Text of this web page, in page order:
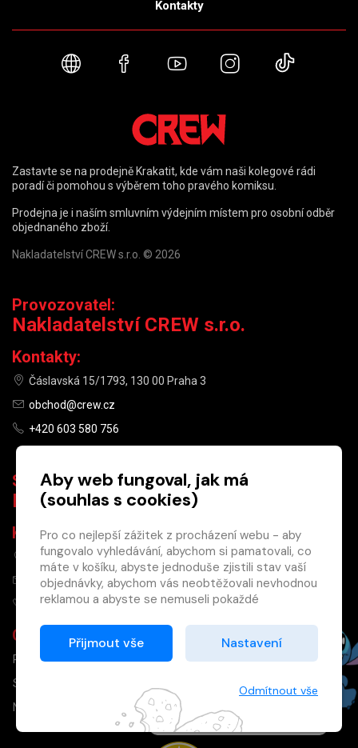
×
Máte u nás již
registrovaný
účet?
Registrací získáte slevu
na zboží ve výši 15 %
Registrovat
Kontakty
Webové stránky
FacebookYouTubeInstagram
Zastavte se na prodejně Krakatit, kde vám naši kolegové rádi
poradí či pomohou s výběrem toho pravého komiksu.
Prodejna je i naším smluvním výdejním místem pro osobní odběr
objednaného zboží.
Nakladatelství CREW s.r.o. © 2026
Provozovatel:
Nakladatelství CREW s.r.o.
Kontakty:
Čáslavská 15/1793, 130 00 Praha 3
obchod@crew.cz
+420 603 580 756
Smluvní výdejní místo:
Knihkupectví Krakatit
Kontakty:
Jungmannova 14, 110 00 Praha 1
knihy@krakatit.cz
+420 731 487 887
Otevírací doba:
PO–PÁ9:30–18:30
SO
NE
Aby web fungoval, jak má
(souhlas s cookies)
Pro co nejlepší zážitek z procházení webu - aby
fungovalo vyhledávání, abychom si pamatovali, co
máte v košíku, abyste jednoduše zjistili stav vaší
objednávky, abychom vás neobtěžovali nevhodnou
reklamou a abyste se nemuseli pokaždé
Proto od vás potřebujeme souhlas se
zpracováním souborů cookies
Děkujeme, že nám ho dáte a pomůžete nám tak
Přijmout vše Nastavení
Odmítnout vše